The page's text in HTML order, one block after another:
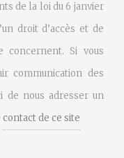
de la loi du 6 janvier
droit d’accès et de
concernent. Si vous
communication des
de nous adresser un
contact de ce site